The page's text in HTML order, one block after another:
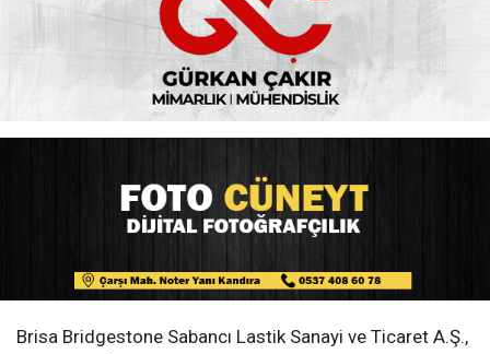
Brisa Bridgestone Sabancı Lastik Sanayi ve Ticaret A.Ş.,